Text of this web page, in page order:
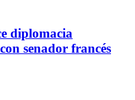
diplomacia
senador francés